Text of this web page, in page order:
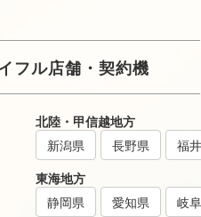
フル店舗・契約機
北陸・甲信越地方
新潟県
長野県 福
東海地方
静岡県
愛知県 岐